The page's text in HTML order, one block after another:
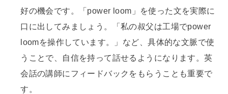
好の機会です。「power loom」を使った文を実際に
口に出してみましょう。「私の叔父は工場でpower
loomを操作しています。」など、具体的な文脈で使
うことで、自信を持って話せるようになります。英
会話の講師にフィードバックをもらうことも重要で
す。